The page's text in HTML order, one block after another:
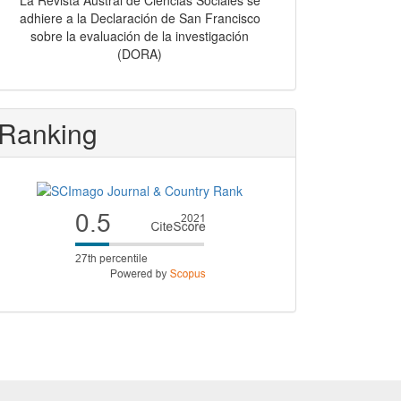
adhiere a la Declaración de San Francisco
sobre la evaluación de la investigación
(DORA)